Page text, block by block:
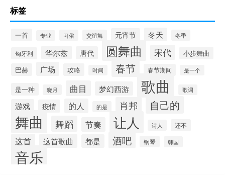
标签
一首 专业 习俗 交谊舞 元宵节 冬天 冬季
匈牙利 华尔兹 唐代 圆舞曲 宋代
小步舞曲
巴赫
广场 攻略 时间 春节 春节期间 是一个
是一种 晓月 曲目 梦幻西游 歌曲 歌词
游戏 疫情 的人 的是 肖邦 自己的
舞曲 舞蹈 节奏 让人 诗人 还不
这首 这首歌曲 都是 酒吧 钢琴 韩国
音乐